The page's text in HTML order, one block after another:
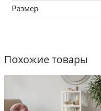
Размер
Похожие товары